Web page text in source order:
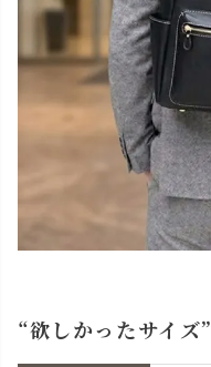
“欲しかったサイズ”